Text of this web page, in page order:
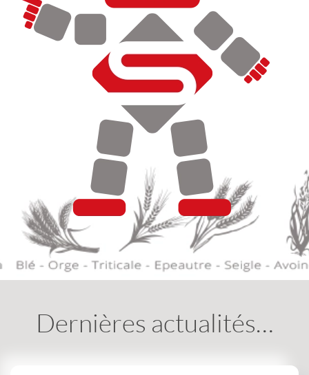
Dernières actualités…